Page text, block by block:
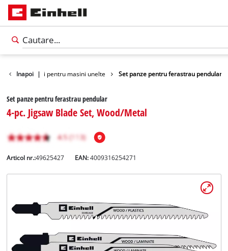
Inapoi |
Accesorii pentru masini unelte Set panze pentru ferastrau pendular
Set panze pentru ferastrau pendular
4-pc. Jigsaw Blade Set, Wood/Metal
Articol nr.:49625427 EAN:4009316254271